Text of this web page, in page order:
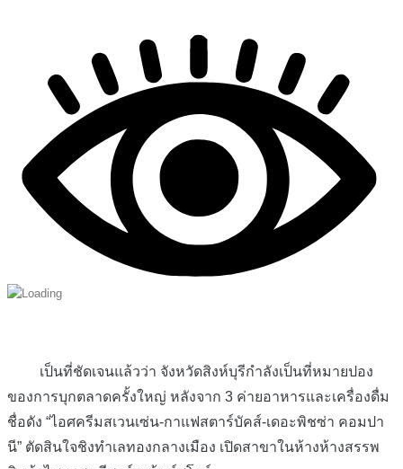
เป็นที่ชัดเจนแล้วว่า จังหวัดสิงห์บุรีกำลังเป็นที่หมายปอง
ของการบุกตลาดครั้งใหญ่ หลังจาก 3 ค่ายอาหารและเครื่องดื่ม
ชื่อดัง “ไอศครีมสเวนเซ่น-กาแฟสตาร์บัคส์-เดอะพิชซ่า คอมปา
นี” ตัดสินใจชิงทำเลทองกลางเมือง เปิดสาขาในห้างห้างสรรพ